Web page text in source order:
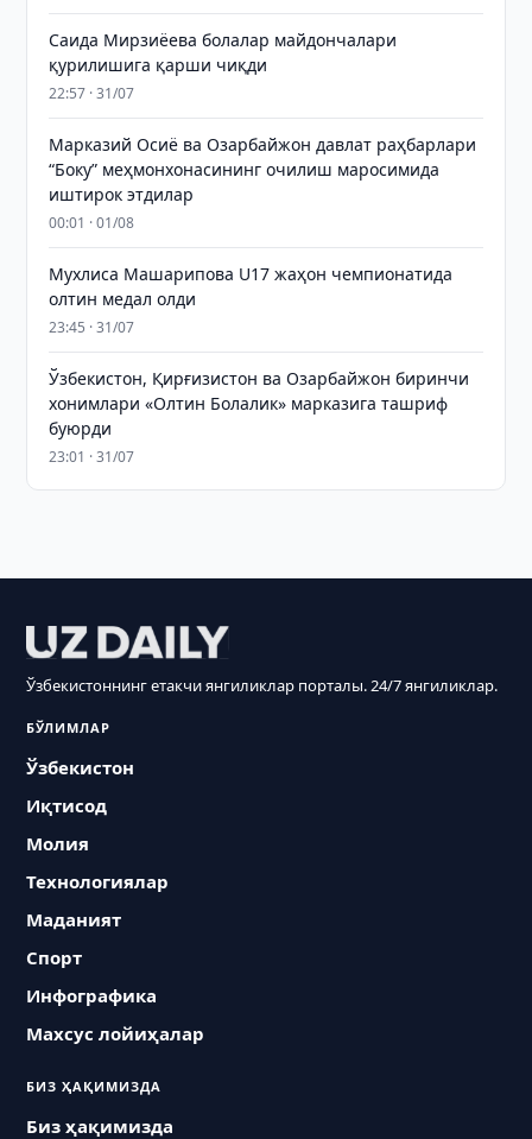
Саида Мирзиёева болалар майдончалари
қурилишига қарши чиқди
22:57 · 31/07
Марказий Осиё ва Озарбайжон давлат раҳбарлари
“Боку” меҳмонхонасининг очилиш маросимида
иштирок этдилар
00:01 · 01/08
Мухлиса Машарипова U17 жаҳон чемпионатида
олтин медал олди
23:45 · 31/07
Ўзбекистон, Қирғизистон ва Озарбайжон биринчи
хонимлари «Олтин Болалик» марказига ташриф
буюрди
23:01 · 31/07
Ўзбекистоннинг етакчи янгиликлар порталы. 24/7 янгиликлар.
БЎЛИМЛАР
Ўзбекистон
Иқтисод
Молия
Технологиялар
Маданият
Спорт
Инфографика
Махсус лойиҳалар
БИЗ ҲАҚИМИЗДА
Биз ҳақимизда